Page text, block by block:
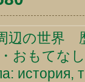
辺の世界
おもてなし
история,